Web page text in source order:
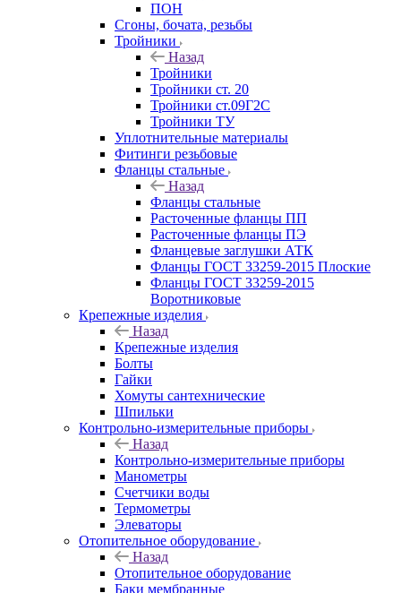
ПОН
Сгоны, бочата, резьбы
Тройники
Назад
Тройники
Тройники ст. 20
Тройники ст.09Г2С
Тройники ТУ
Уплотнительные материалы
Фитинги резьбовые
Фланцы стальные
Назад
Фланцы стальные
Расточенные фланцы ПП
Расточенные фланцы ПЭ
Фланцевые заглушки АТК
Фланцы ГОСТ 33259-2015 Плоские
Фланцы ГОСТ 33259-2015
Воротниковые
Крепежные изделия
Назад
Крепежные изделия
Болты
Гайки
Хомуты сантехнические
Шпильки
Контрольно-измерительные приборы
Назад
Контрольно-измерительные приборы
Манометры
Счетчики воды
Термометры
Элеваторы
Отопительное оборудование
Назад
Отопительное оборудование
Баки мембранные